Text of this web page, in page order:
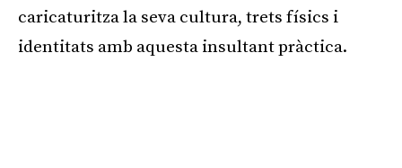
caricaturitza la seva cultura, trets físics i
identitats amb aquesta insultant pràctica.